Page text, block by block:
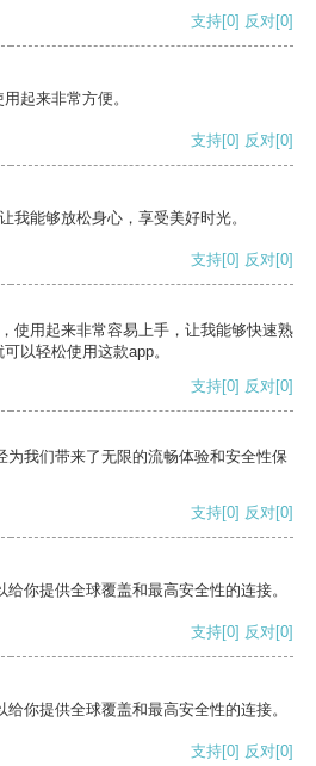
支持[0] 反对[0]
起来非常方便。
支持[0] 反对[0]
我能够放松身心，享受美好时光。
支持[0] 反对[0]
使用起来非常容易上手，让我能够快速熟
以轻松使用这款app。
支持[0] 反对[0]
为我们带来了无限的流畅体验和安全性保
支持[0] 反对[0]
你提供全球覆盖和最高安全性的连接。
支持[0] 反对[0]
你提供全球覆盖和最高安全性的连接。
支持[0] 反对[0]